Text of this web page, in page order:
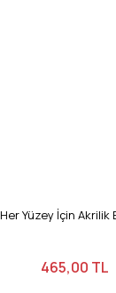
Yüzey İçin Akrilik
465,00 TL